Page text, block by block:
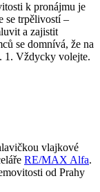
k pronájmu je
se trpělivostí –
a zajistit
se domnívá, že na
1. Vždycky volejte.
vlajkové
RE/MAX Alfa.
od Prahy